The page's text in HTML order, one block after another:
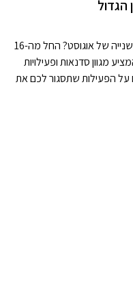
מחפשים מה לעשות עם הילדים במחצית השנייה של אוגוסט? החל מה-16
מגוון סדנאות ופעילויות
הפעילות שתסגור לכם את